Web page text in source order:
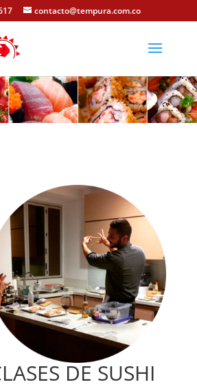
contacto@tempura.com.co
DE SUSHI